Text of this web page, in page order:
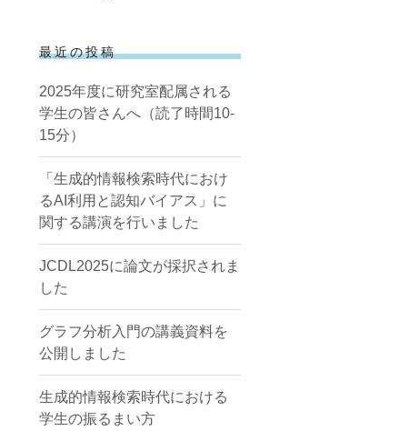
最近の投稿
2025年度に研究室配属される
学生の皆さんへ（読了時間10-
15分）
「生成的情報検索時代におけ
るAI利用と認知バイアス」に
関する講演を行いました
JCDL2025に論文が採択されま
した
グラフ分析入門の講義資料を
公開しました
生成的情報検索時代における
学生の振るまい方